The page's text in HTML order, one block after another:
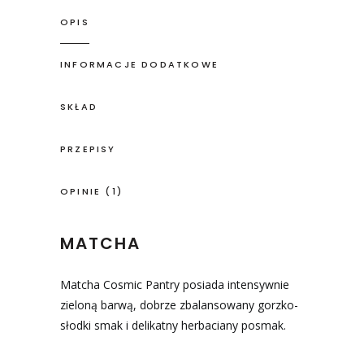
OPIS
INFORMACJE DODATKOWE
SKŁAD
PRZEPISY
OPINIE (1)
MATCHA
Matcha Cosmic Pantry posiada intensywnie
zieloną barwą, dobrze zbalansowany gorzko-
słodki smak i delikatny herbaciany posmak.